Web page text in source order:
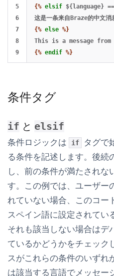
5
6
7
8
{% elsif ${language} ==
{% else %}
{% endif %}
条件タグ
if と elsif
条件ロジックは if
タグで
る条件を記述します。後続
し、前の条件が満たされな
す。この例では、ユーザー
れていない場合、このコー
スペイン語に設定されてい
それも該当しない場合はデ
ているかどうかをチェック
スがこれらの条件のいずれ
は該当する言語でメッセー